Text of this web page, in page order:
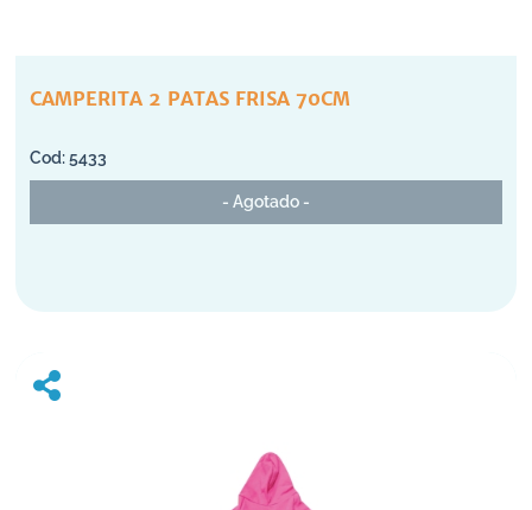
CAMPERITA 2 PATAS FRISA 70CM
5433
- Agotado -